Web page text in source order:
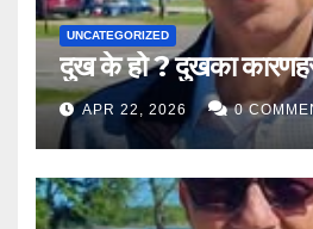
UNCATEGORIZED
दुख के हो ? दुखका
APR 22, 2026 0